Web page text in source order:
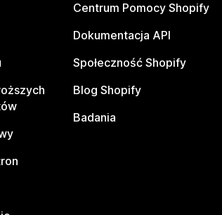
Centrum Pomocy Shopify
Dokumentacja API
Społeczność Shopify
Blog Shopify
Badania